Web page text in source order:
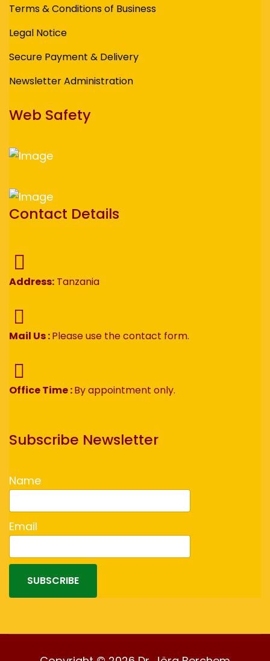
Terms & Conditions of Business
Legal Notice
Secure Payment & Delivery
Newsletter Administration
Web Safety
Contact Details
Address: Tanzania
Mail Us :Please use the contact form.
Office Time :By appointment only.
Subscribe Newsletter
Name
Email
SUBSCRIBE